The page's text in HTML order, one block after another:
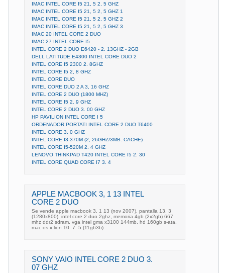
IMAC INTEL CORE I5 21, 5 2, 5 GHZ
IMAC INTEL CORE I5 21, 5 2, 5 GHZ 1
IMAC INTEL CORE I5 21, 5 2, 5 GHZ 2
IMAC INTEL CORE I5 21, 5 2, 5 GHZ 3
IMAC 20 INTEL CORE 2 DUO
IMAC 27 INTEL CORE I5
INTEL CORE 2 DUO E6420 - 2. 13GHZ - 2GB
DELL LATITUDE E4300 INTEL CORE DUO 2
INTEL CORE I5 2300 2. 8GHZ
INTEL CORE I5 2, 8 GHZ
INTEL CORE DUO
INTEL CORE DUO 2 A 3, 16 GHZ
INTEL CORE 2 DUO (1800 MHZ)
INTEL CORE I5 2. 9 GHZ
INTEL CORE 2 DUO 3. 00 GHZ
HP PAVILION INTEL CORE I 5
ORDENADOR PORTATI INTEL CORE 2 DUO T6400
INTEL CORE 3. 0 GHZ
INTEL CORE I3-370M (2, 26GHZ/3MB. CACHE)
INTEL CORE I5-520M 2. 4 GHZ
LENOVO THINKPAD T420 INTEL CORE I5 2. 30
INTEL CORE QUAD CORE I7 3. 4
APPLE MACBOOK 3, 1 13 INTEL
CORE 2 DUO
Se vende apple macbook 3, 1 13 (nov 2007), pantalla 13, 3
(1280x800), intel core 2 duo 2ghz, memoria 4gb (2x2gb) 667
mhz ddr2 sdram, vga intel gma x3100 144mb, hd 160gb s-ata.
mac os x lion 10. 7. 5 (11g63b)
SONY VAIO INTEL CORE 2 DUO 3.
07 GHZ